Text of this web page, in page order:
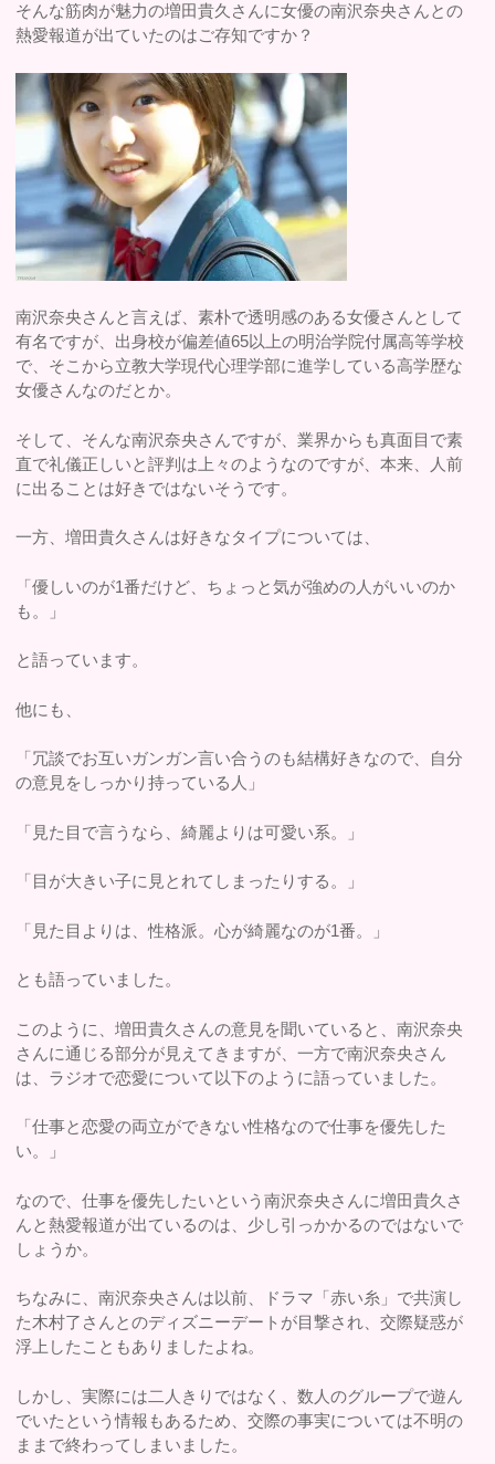
そんな筋肉が魅力の増田貴久さんに女優の南沢奈央さんとの
熱愛報道が出ていたのはご存知ですか？
南沢奈央さんと言えば、素朴で透明感のある女優さんとして
有名ですが、出身校が偏差値65以上の明治学院付属高等学校
で、そこから立教大学現代心理学部に進学している高学歴な
女優さんなのだとか。
そして、そんな南沢奈央さんですが、業界からも真面目で素
直で礼儀正しいと評判は上々のようなのですが、本来、人前
に出ることは好きではないそうです。
一方、増田貴久さんは好きなタイプについては、
「優しいのが1番だけど、ちょっと気が強めの人がいいのか
も。」
と語っています。
他にも、
「冗談でお互いガンガン言い合うのも結構好きなので、自分
の意見をしっかり持っている人」
「見た目で言うなら、綺麗よりは可愛い系。」
「目が大きい子に見とれてしまったりする。」
「見た目よりは、性格派。心が綺麗なのが1番。」
とも語っていました。
このように、増田貴久さんの意見を聞いていると、南沢奈央
さんに通じる部分が見えてきますが、一方で南沢奈央さん
は、ラジオで恋愛について以下のように語っていました。
「仕事と恋愛の両立ができない性格なので仕事を優先した
い。」
なので、仕事を優先したいという南沢奈央さんに増田貴久さ
んと熱愛報道が出ているのは、少し引っかかるのではないで
しょうか。
ちなみに、南沢奈央さんは以前、ドラマ「赤い糸」で共演し
た木村了さんとのディズニーデートが目撃され、交際疑惑が
浮上したこともありましたよね。
しかし、実際には二人きりではなく、数人のグループで遊ん
でいたという情報もあるため、交際の事実については不明の
ままで終わってしまいました。